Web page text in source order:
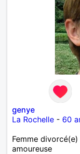
genye
La Rochelle - 60
Femme
amoureuse